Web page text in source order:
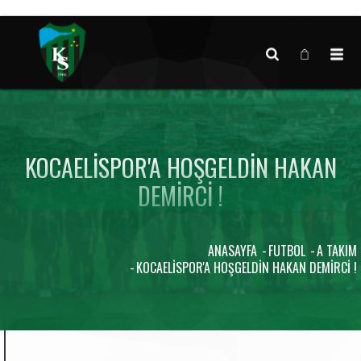
KOCAELISPOR'A HOŞGELDIN HAKAN
DEMIRCI !
ANASAYFA FUTBOL A TAKIM
KOCAELISPOR'A HOŞGELDIN HAKAN DEMIRCI !